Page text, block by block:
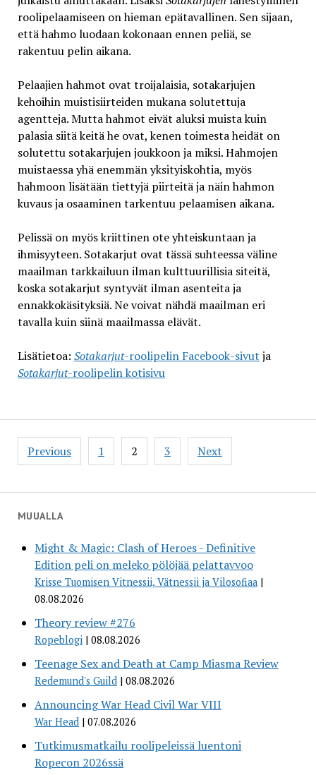
MUUALLA
Might & Magic: Clash of Heroes - Definitive
Edition peli on meleko pölöjää pelattavvoo
Krisse Tuomisen Vitnessii, Vätnessii ja Vilosofiaa
08.08.2026
Theory review #276
Ropeblogi 08.08.2026
Teenage Sex and Death at Camp Miasma Review
Redemund's Guild 08.08.2026
Announcing War Head Civil War VIII
War Head 07.08.2026
Tutkimusmatkailu roolipeleissä luentoni
Ropecon 2026ssä
roolipelaamiseen on hieman epätavallinen. Sen sijaan,
että hahmo luodaan kokonaan ennen peliä, se
rakentuu pelin aikana.
Pelaajien hahmot ovat troijalaisia, sotakarjujen
kehoihin muistisiirteiden mukana solutettuja
agentteja. Mutta hahmot eivät aluksi muista kuin
palasia siitä keitä he ovat, kenen toimesta heidät on
solutettu sotakarjujen joukkoon ja miksi. Hahmojen
muistaessa yhä enemmän yksityiskohtia, myös
hahmoon lisätään tiettyjä piirteitä ja näin hahmon
kuvaus ja osaaminen tarkentuu pelaamisen aikana.
Pelissä on myös kriittinen ote yhteiskuntaan ja
ihmisyyteen. Sotakarjut ovat tässä suhteessa väline
maailman tarkkailuun ilman kulttuurillisia siteitä,
koska sotakarjut syntyvät ilman asenteita ja
ennakkokäsityksiä. Ne voivat nähdä maailman eri
tavalla kuin siinä maailmassa elävät.
Lisätietoa: Sotakarjut-roolipelin Facebook-sivut ja
Sotakarjut-roolipelin kotisivu
Posts
pagination
Previous 1 2 3 Next